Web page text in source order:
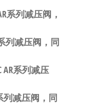
系列减压阀，
列减压阀，同
AR系列减压
列减压阀，同